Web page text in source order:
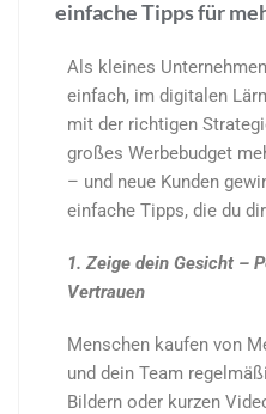
einfache Tipps für
Als kleines
einfach, im digitalen
mit der richtigen
großes Werbebudget
– und neue Kunden
einfache Tipps, die du
1. Zeige dein Gesicht –
Vertrauen
Menschen kaufen von
und dein Team
Bildern oder kurzen